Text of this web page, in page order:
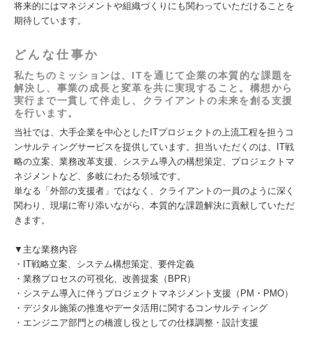
将来的にはマネジメントや組織づくりにも関わっていただけることを
期待しています。
どんな仕事か
私たちのミッションは、ITを通じて企業の本質的な課題を
解決し、事業の成長と変革を共に実現すること。構想から
実行まで一貫して伴走し、クライアントの未来を創る支援
を行います。
当社では、大手企業を中心としたITプロジェクトの上流工程を担うコ
ンサルティングサービスを提供しています。担当いただくのは、IT戦
略の立案、業務改革支援、システム導入の構想策定、プロジェクトマ
ネジメントなど、多岐にわたる領域です。
単なる「外部の支援者」ではなく、クライアントの一員のように深く
関わり、現場に寄り添いながら、本質的な課題解決に貢献していただ
きます。
▼主な業務内容
・IT戦略立案、システム構想策定、要件定義
・業務プロセスの可視化、改善提案（BPR）
・システム導入に伴うプロジェクトマネジメント支援（PM・PMO）
・デジタル施策の推進やデータ活用に関するコンサルティング
・エンジニア部門との橋渡し役としての仕様調整・設計支援